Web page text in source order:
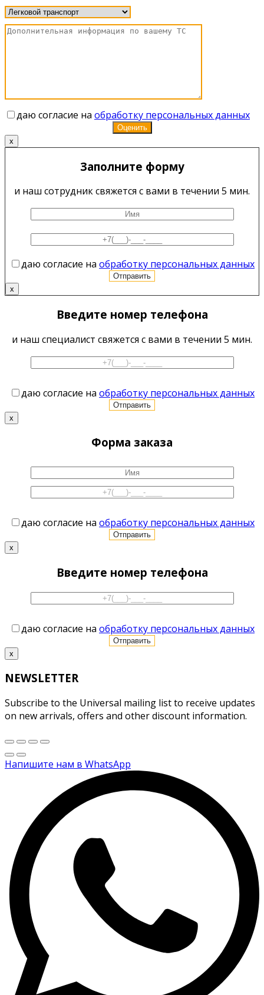
даю согласие на обработку персональных данных
x
Заполните форму
и наш сотрудник свяжется с вами в течении 5 мин.
даю согласие на обработку персональных данных
x
Введите номер телефона
и наш специалист свяжется с вами в течении 5 мин.
даю согласие на обработку персональных данных
x
Форма заказа
даю согласие на обработку персональных данных
x
Введите номер телефона
даю согласие на обработку персональных данных
x
NEWSLETTER
Subscribe to the Universal mailing list to receive updates
on new arrivals, offers and other discount information.
Напишите нам в WhatsApp